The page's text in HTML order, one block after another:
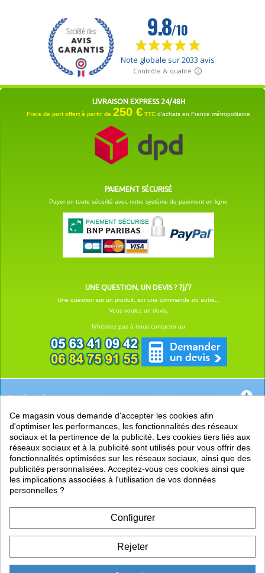
LIVRAISON EXPRESS 24/48H
Frais de port offert à partir de 250 € TTC d'achats en France métropolitaine
PAIEMENT SÉCURISÉ
Payer en toute sécurité avec notre système de paiement en ligne
UNE QUESTION, UN DEVIS ? 7j/7
Une question sur un produit, sur une commande ou autre...
Vous voulez un devis.
N'hésitez pas à nous contacter au
Catégories
EN SAVOIR +
PRATIQUE
LIENS
Ce magasin vous demande d'accepter les cookies afin
d'optimiser les performances, les fonctionnalités des réseaux
sociaux et la pertinence de la publicité. Les cookies tiers liés aux
réseaux sociaux et à la publicité sont utilisés pour vous offrir des
fonctionnalités optimisées sur les réseaux sociaux, ainsi que des
publicités personnalisées. Acceptez-vous ces cookies ainsi que
les implications associées à l'utilisation de vos données
personnelles ?
Configurer
Rejeter